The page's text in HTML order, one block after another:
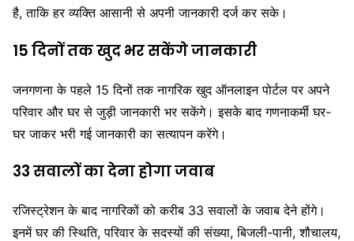
है, ताकि हर व्यक्ति आसानी से अपनी जानकारी दर्ज कर सके।
15 दिनों तक खुद भर सकेंगे जानकारी
जनगणना के पहले 15 दिनों तक नागरिक खुद ऑनलाइन पोर्टल पर अपने
परिवार और घर से जुड़ी जानकारी भर सकेंगे। इसके बाद गणनाकर्मी घर-
घर जाकर भरी गई जानकारी का सत्यापन करेंगे।
33 सवालों का देना होगा जवाब
रजिस्ट्रेशन के बाद नागरिकों को करीब 33 सवालों के जवाब देने होंगे।
इनमें घर की स्थिति, परिवार के सदस्यों की संख्या, बिजली-पानी, शौचालय,